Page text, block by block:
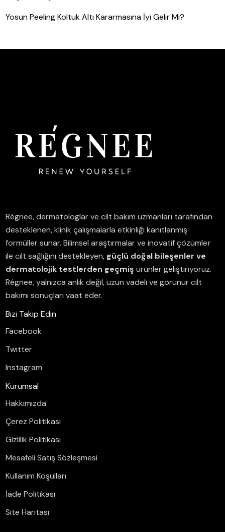
Yosun Peeling Koltuk Altı Kararmasına İyi Gelir Mi?
Régnee, dermatologlar ve cilt bakım uzmanları tarafından
desteklenen, klinik çalışmalarla etkinliği kanıtlanmış
formüller sunar.Bilimsel araştırmalar ve inovatif çözümler
ile cilt sağlığını destekleyen, güçlü doğal bileşenler ve
dermatolojik testlerden geçmiş ürünler geliştiriyoruz.
Régnee, yalnızca anlık değil, uzun vadeli ve görünür cilt
bakımı sonuçları vaat eder.
Bizi Takip Edin
Facebook
Twitter
Instagram
Kurumsal
Hakkımızda
Çerez Politikası
Gizlilik Politikası
Mesafeli Satış Sözleşmesi
Kullanım Koşulları
İade Politikası
Site Haritası